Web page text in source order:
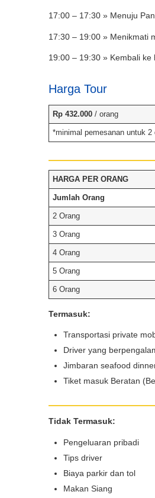
17:00 – 17:30 » Menuju
17:30 – 19:00 » Menikmati
19:00 – 19:30 » Kembali ke
Harga Tour
Rp 432.000/ orang
*minimal pemesanan untuk 2
HARGA PER ORANG
Jumlah Orang
2 Orang
3 Orang
4 Orang
5 Orang
6 Orang
Termasuk:
Transportasi private
Driver yang
Jimbaran seafood
Tiket masuk Beratan
Tidak Termasuk:
Pengeluaran pribadi
Tips driver
Biaya parkir dan tol
Makan Siang
Book via
Pilih Mobil*
Tipe Sewa*
Tgl Mulai*